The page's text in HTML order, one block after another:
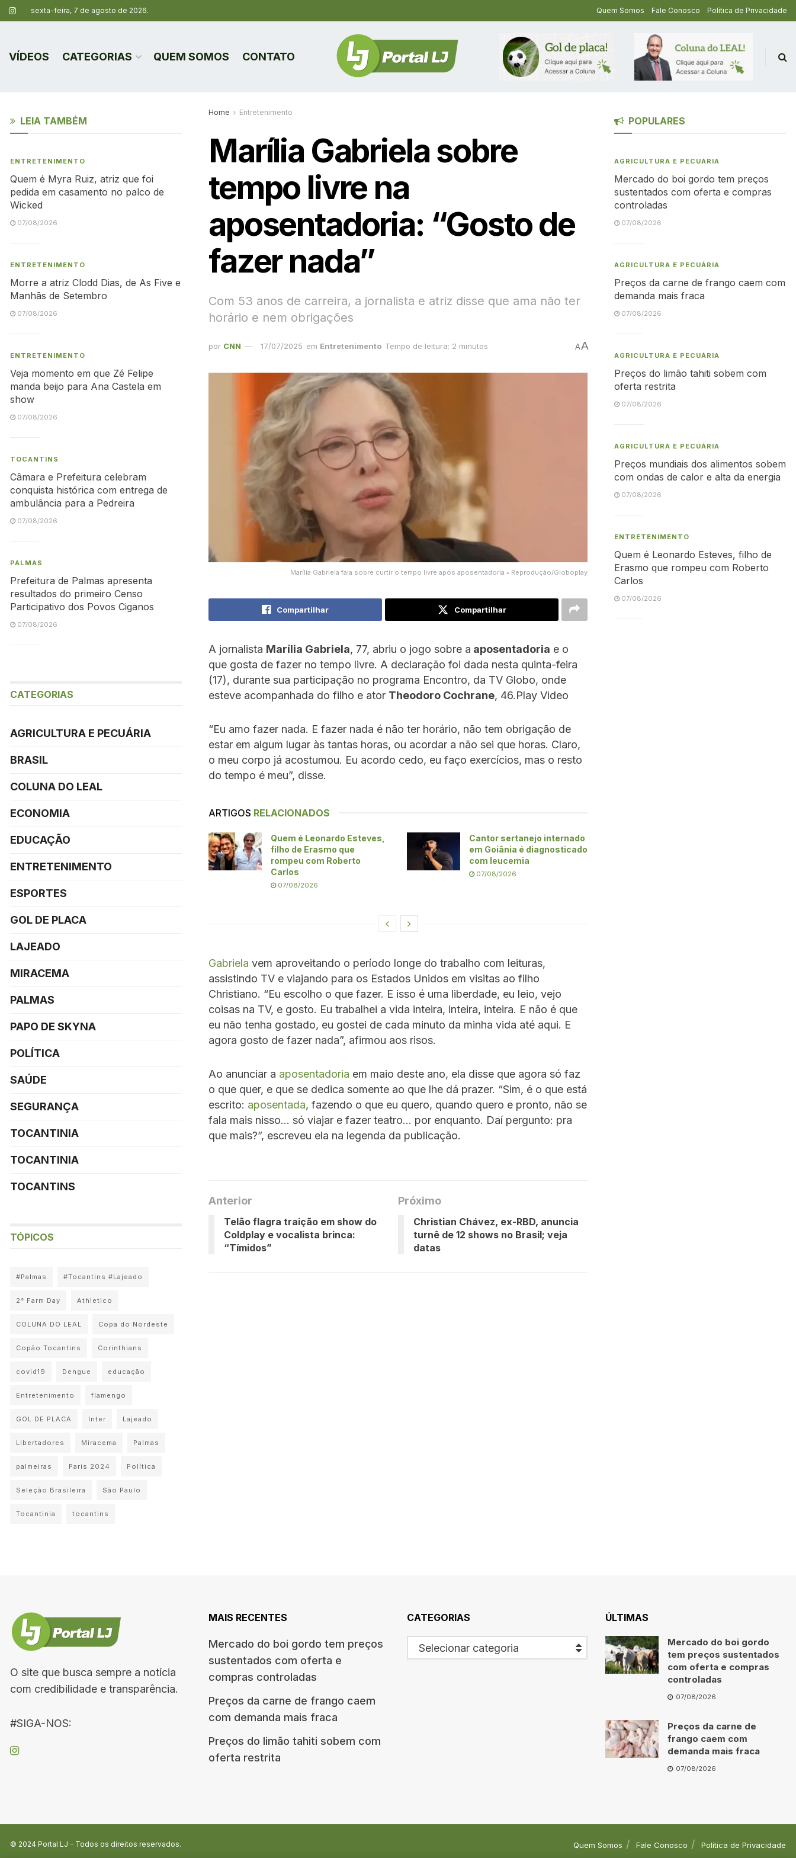
sexta-feira, 7 de agosto de 2026. Quem Somos Fale Conosco Política de Privacidade
VÍDEOS CATEGORIAS QUEM SOMOS CONTATO
Home Entretenimento
Marília Gabriela sobre
tempo livre na
aposentadoria: “Gosto de
fazer nada”
Com 53 anos de carreira, a jornalista e atriz disse que ama não ter
horário e nem obrigações
por CNN 17/07/2025 em Entretenimento Tempo de leitura: 2 minutos AA
Marília Gabriela fala sobre curtir o tempo livre após aposentadoria • Reprodução/Globoplay
Compartilhar Compartilhar
A jornalista Marília Gabriela, 77, abriu o jogo sobre a aposentadoria e o
que gosta de fazer no tempo livre. A declaração foi dada nesta quinta-feira
(17), durante sua participação no programa Encontro, da TV Globo, onde
esteve acompanhada do filho e ator Theodoro Cochrane, 46.Play Video
“Eu amo fazer nada. E fazer nada é não ter horário, não tem obrigação de
estar em algum lugar às tantas horas, ou acordar a não sei que horas. Claro,
o meu corpo já acostumou. Eu acordo cedo, eu faço exercícios, mas o resto
do tempo é meu”, disse.
ARTIGOS RELACIONADOS
Quem é Leonardo Esteves,
filho de Erasmo que
rompeu com Roberto
Carlos
07/08/2026
Cantor sertanejo internado
em Goiânia é diagnosticado
com leucemia
07/08/2026
Gabriela vem aproveitando o período longe do trabalho com leituras,
assistindo TV e viajando para os Estados Unidos em visitas ao filho
Christiano. “Eu escolho o que fazer. E isso é uma liberdade, eu leio, vejo
coisas na TV, e gosto. Eu trabalhei a vida inteira, inteira, inteira. E não é que
eu não tenha gostado, eu gostei de cada minuto da minha vida até aqui. E
agora gosto de fazer nada”, afirmou aos risos.
Ao anunciar a aposentadoria em maio deste ano, ela disse que agora só faz
o que quer, e que se dedica somente ao que lhe dá prazer. “Sim, é o que está
escrito: aposentada, fazendo o que eu quero, quando quero e pronto, não se
fala mais nisso… só viajar e fazer teatro… por enquanto. Daí pergunto: pra
que mais?”, escreveu ela na legenda da publicação.
Anterior
Telão flagra traição em show do
Coldplay e vocalista brinca:
“Tímidos”
Próximo
Christian Chávez, ex-RBD, anuncia
turnê de 12 shows no Brasil; veja
datas
LEIA TAMBÉM
ENTRETENIMENTO
Quem é Myra Ruiz, atriz que foi
pedida em casamento no palco de
Wicked
07/08/2026
ENTRETENIMENTO
Morre a atriz Clodd Dias, de As Five e
Manhãs de Setembro
07/08/2026
ENTRETENIMENTO
Veja momento em que Zé Felipe
manda beijo para Ana Castela em
show
07/08/2026
TOCANTINS
Câmara e Prefeitura celebram
conquista histórica com entrega de
ambulância para a Pedreira
07/08/2026
PALMAS
Prefeitura de Palmas apresenta
resultados do primeiro Censo
Participativo dos Povos Ciganos
07/08/2026
CATEGORIAS
AGRICULTURA E PECUÁRIA
BRASIL
COLUNA DO LEAL
ECONOMIA
EDUCAÇÃO
ENTRETENIMENTO
ESPORTES
GOL DE PLACA
LAJEADO
MIRACEMA
PALMAS
PAPO DE SKYNA
POLÍTICA
SAÚDE
SEGURANÇA
TOCANTINIA
TOCANTINIA
TOCANTINS
TÓPICOS
#Palmas #Tocantins #Lajeado
2° Farm Day Athletico
COLUNA DO LEAL Copa do Nordeste
Copão Tocantins Corinthians
covid19 Dengue educação
Entretenimento flamengo
GOL DE PLACA Inter Lajeado
Libertadores Miracema Palmas
palmeiras Paris 2024 Política
Seleção Brasileira São Paulo
Tocantinia tocantins
POPULARES
AGRICULTURA E PECUÁRIA
Mercado do boi gordo tem preços
sustentados com oferta e compras
controladas
07/08/2026
AGRICULTURA E PECUÁRIA
Preços da carne de frango caem com
demanda mais fraca
07/08/2026
AGRICULTURA E PECUÁRIA
Preços do limão tahiti sobem com
oferta restrita
07/08/2026
AGRICULTURA E PECUÁRIA
Preços mundiais dos alimentos sobem
com ondas de calor e alta da energia
07/08/2026
ENTRETENIMENTO
Quem é Leonardo Esteves, filho de
Erasmo que rompeu com Roberto
Carlos
07/08/2026
O site que busca sempre a notícia
com credibilidade e transparência.
#SIGA-NOS:
MAIS RECENTES
Mercado do boi gordo tem preços
sustentados com oferta e
compras controladas
Preços da carne de frango caem
com demanda mais fraca
Preços do limão tahiti sobem com
oferta restrita
CATEGORIAS
Selecionar categoria
ÚLTIMAS
Mercado do boi gordo
tem preços sustentados
com oferta e compras
controladas
07/08/2026
Preços da carne de
frango caem com
demanda mais fraca
07/08/2026
Quem Somos Fale Conosco Política de Privacidade
© 2024 Portal LJ - Todos os direitos reservados.